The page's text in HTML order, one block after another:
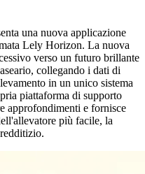
una nuova applicazione
Lely Horizon. La nuova
verso un futuro brillante
collegando i dati di
in un unico sistema
piattaforma di supporto
approfondimenti e fornisce
più facile, la